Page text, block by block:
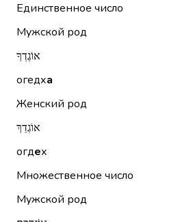
Единственное число
Мужской род
אוֹגֶדְךָ
огедха
Женский род
אוֹגְדֵךְ
огдех
Множественное число
Мужской род